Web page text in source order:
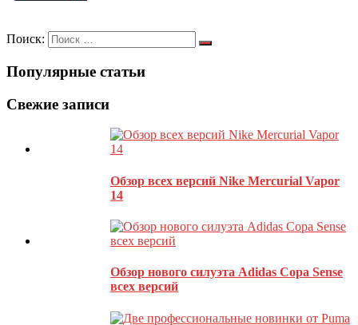
Оставить комментарий
Ваш адрес email не будет опубликован.
Поиск:
Популярные статьи
Свежие записи
Обзор всех версий Nike Mercurial Vapor
14
Обзор нового силуэта Adidas Copa Sense
всех версий